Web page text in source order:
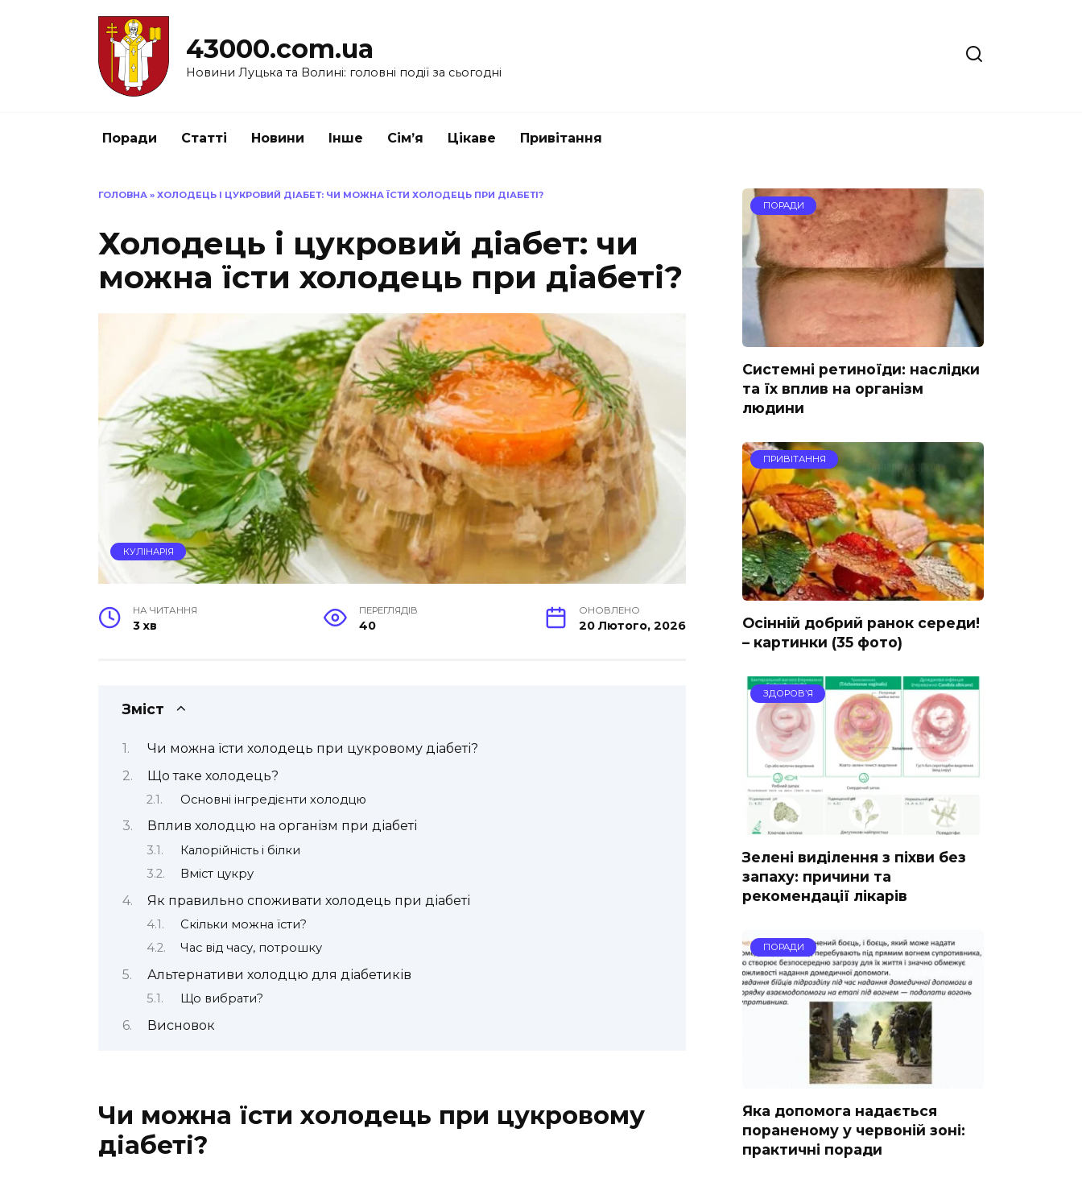
43000.com.ua
Новини Луцька та Волині: головні події за сьогодні
Поради Статті Новини Інше Сім’я Цікаве Привітання
ГОЛОВНА » ХОЛОДЕЦЬ І ЦУКРОВИЙ ДІАБЕТ: ЧИ МОЖНА ЇСТИ ХОЛОДЕЦЬ ПРИ ДІАБЕТІ?
Холодець і цукровий діабет: чи
можна їсти холодець при діабеті?
КУЛІНАРІЯ
НА ЧИТАННЯ
3 хв
ПЕРЕГЛЯДІВ
40
ОНОВЛЕНО
20 Лютого, 2026
Зміст
Чи можна їсти холодець при цукровому діабеті?
Що таке холодець?
Основні інгредієнти холодцю
Вплив холодцю на організм при діабеті
Калорійність і білки
Вміст цукру
Як правильно споживати холодець при діабеті
Скільки можна їсти?
Час від часу, потрошку
Альтернативи холодцю для діабетиків
Що вибрати?
Висновок
Чи можна їсти холодець при цукровому
діабеті?
ПОРАДИ
Системні ретиноїди: наслідки
та їх вплив на організм
людини
ПРИВІТАННЯ
Осінній добрий ранок середи!
– картинки (35 фото)
ЗДОРОВ’Я
Зелені виділення з піхви без
запаху: причини та
рекомендації лікарів
ПОРАДИ
Яка допомога надається
пораненому у червоній зоні:
практичні поради